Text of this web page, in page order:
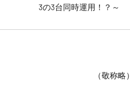
3の3台同時運用！？～
（敬称略）